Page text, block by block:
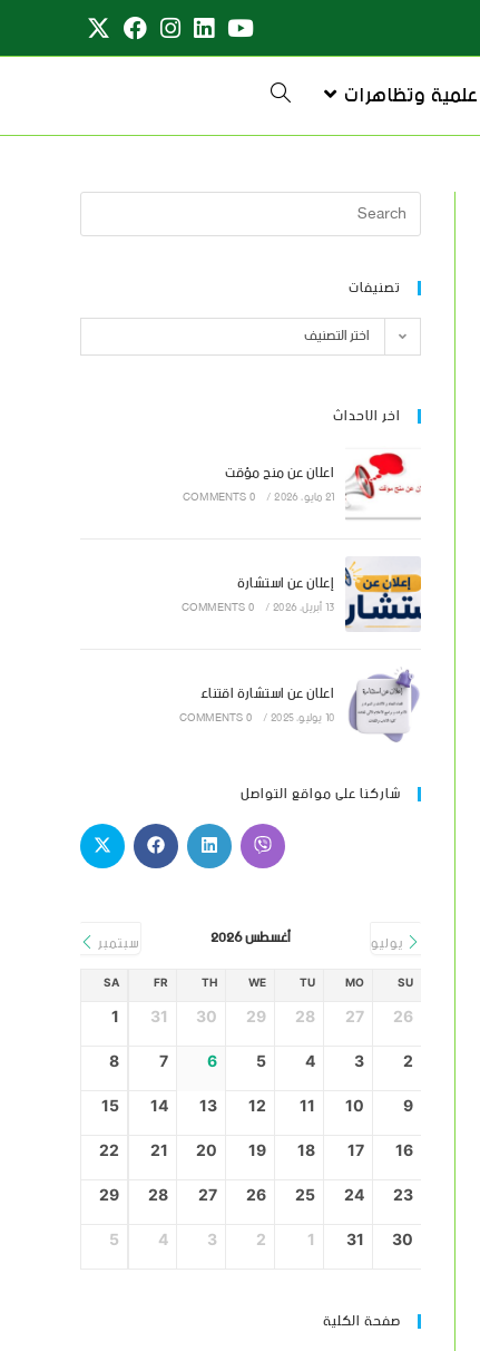
وتظاهرات
تصنيفات
اختر التصنيف
اخر الاحداث
اعلان عن منح مؤقت
21 مايو، 2026 /
0 COMMENTS
إعلان عن استشارة
13 أبريل، 2026 /
0 COMMENTS
اعلان عن استشارة اقتناء
10 يوليو، 2025 /
0 COMMENTS
شاركنا على مواقع التواصل
يوليو أغسطس 2026 سبتمبر
SU
MO
TU
WE
TH
FR
SA
26
27
28
29
30
31
1
2
3
4
5
6
7
8
9
10
11
12
13
14
15
16
17
18
19
20
21
22
23
24
25
26
27
28
29
30
31
1
2
3
4
5
صفحة الكلية